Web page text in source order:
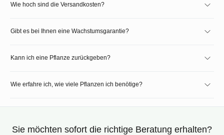
Wie hoch sind die Versandkosten?
Gibt es bei Ihnen eine Wachstumsgarantie?
Kann ich eine Pflanze zurückgeben?
Wie erfahre ich, wie viele Pflanzen ich benötige?
Sie möchten sofort die richtige Beratung erhalten?